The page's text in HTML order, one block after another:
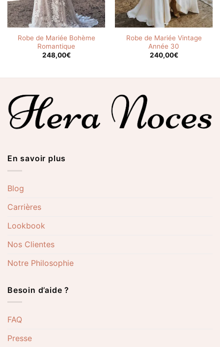
Robe de Mariée Bohème
Romantique
248,00€
Robe de Mariée Vintage
Année 30
240,00€
En savoir plus
Blog
Carrières
Lookbook
Nos Clientes
Notre Philosophie
Besoin d’aide ?
FAQ
Presse